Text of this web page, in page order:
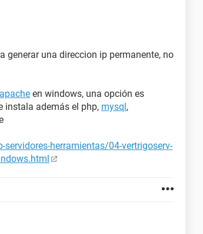
generar una direccion ip permanente, no
apache en windows, una opción es
instala además el php, mysql,
herramientas/04-vertrigoserv-